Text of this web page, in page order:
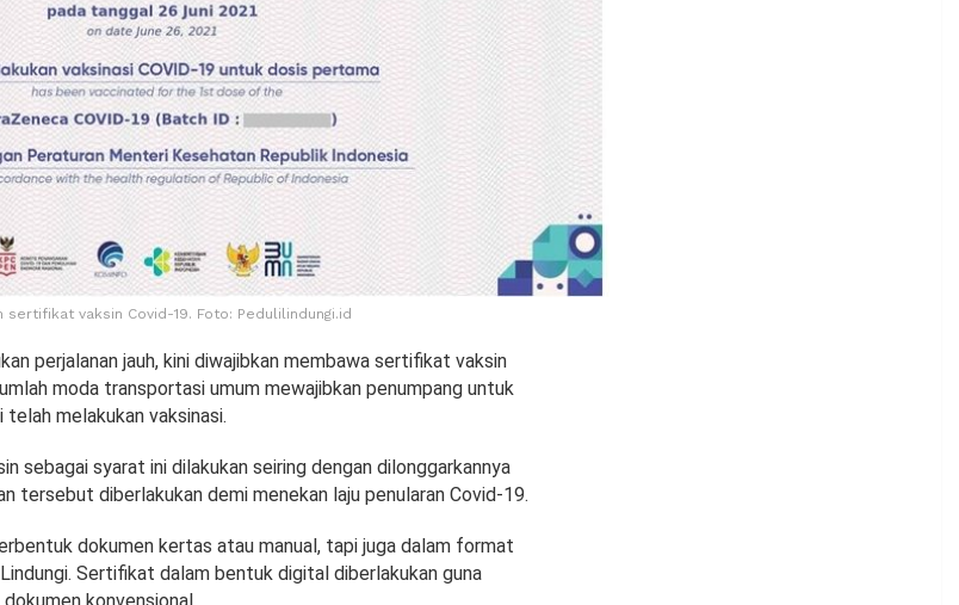
sertifikat vaksin Covid-19. Foto: Pedulilindungi.id
perjalanan jauh, kini diwajibkan membawa sertifikat vaksin
moda transportasi umum mewajibkan penumpang untuk
melakukan vaksinasi.
sebagai syarat ini dilakukan seiring dengan dilonggarkannya
tersebut diberlakukan demi menekan laju penularan Covid-19.
dokumen kertas atau manual, tapi juga dalam format
Sertifikat dalam bentuk digital diberlakukan guna